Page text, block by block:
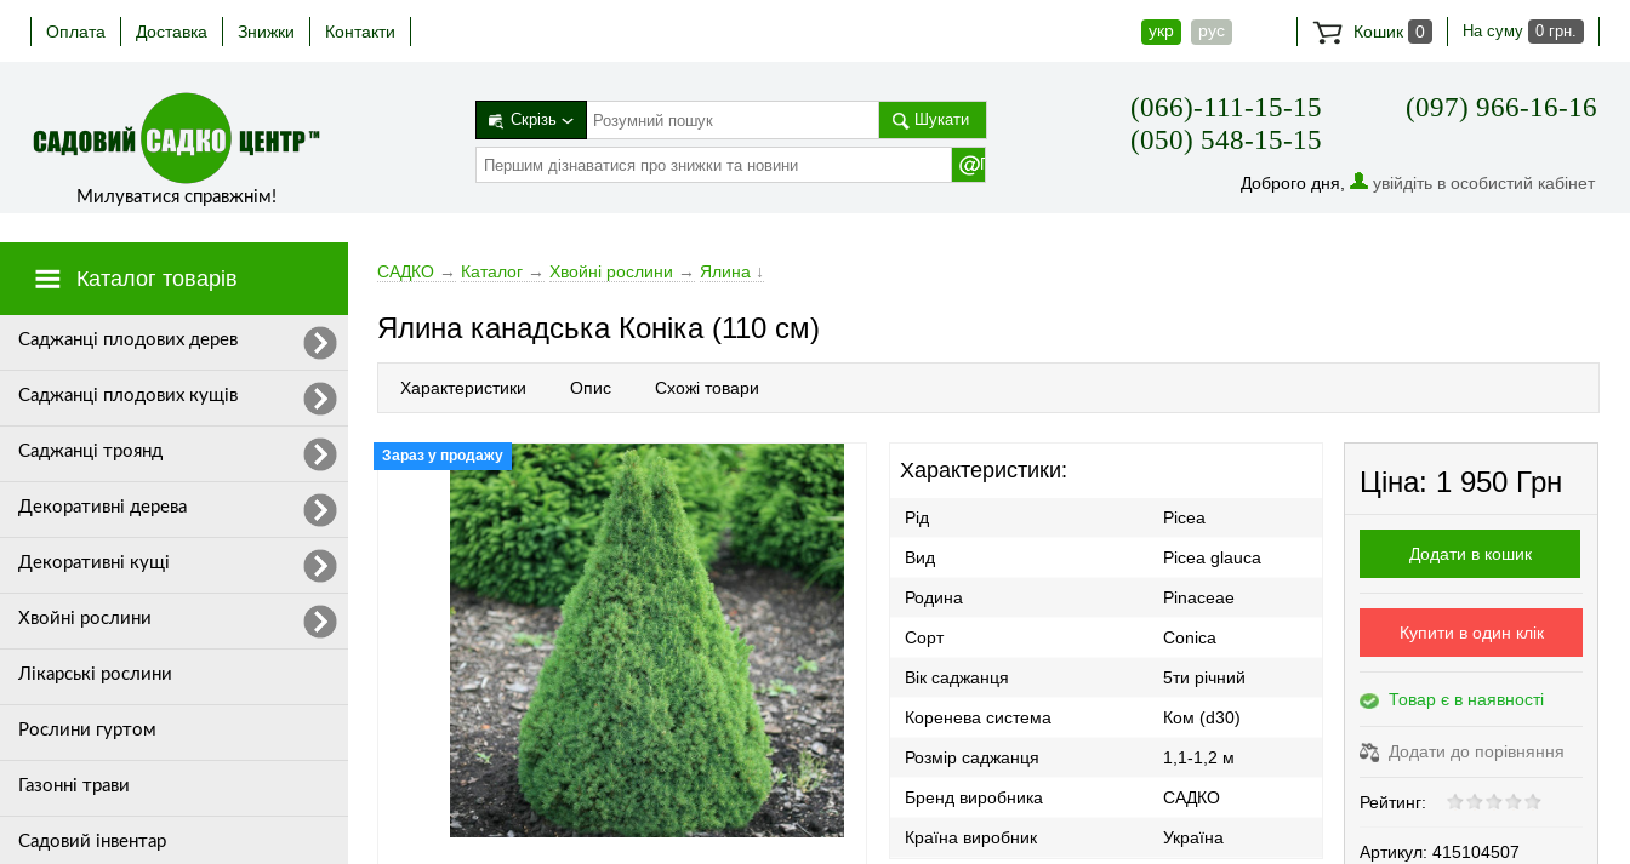
Оплата Доставка Знижки Контакти укр рус Кошик 0 На суму 0 грн.
Милуватися справжнім!
Скрізь Шукати
(066)-111-15-15
(050) 548-15-15
(097) 966-16-16
Доброго дня, увійдіть в особистий кабінет
Каталог товарів
Cаджанці плодових дерев
Саджанці плодових кущів
Саджанці троянд
Декоративні дерева
Декоративні кущі
Хвойні рослини
Лікарські рослини
Рослини гуртом
Газонні трави
Садовий інвентар
САДКО → Каталог → Хвойні рослини → Ялина ↓
Ялина канадська Коніка (110 см)
Характеристики Опис Схожі товари
Зараз у продажу
Характеристики:
Рід Picea
Вид Picea glauca
Родина Pinaceae
Сорт Conica
Вік саджанця 5ти річний
Коренева система Ком (d30)
Розмір саджанця 1,1-1,2 м
Бренд виробника САДКО
Країна виробник Україна
Ціна: 1 950 Грн
Додати в кошик
Купити в один клік
Товар є в наявності
Додати до порівняння
Рейтинг:
Артикул: 415104507